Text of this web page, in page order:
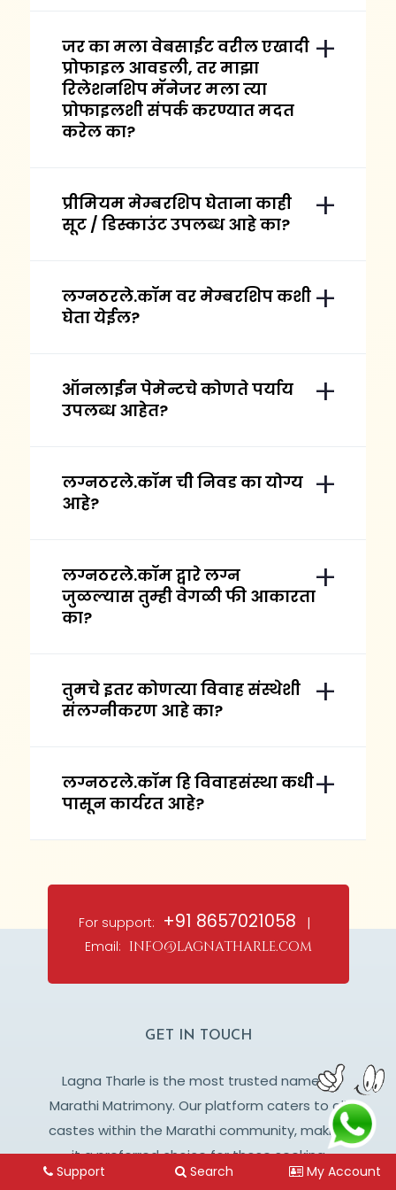
जर का मला वेबसाईट वरील एखादी
प्रोफाइल आवडली, तर माझा
रिलेशनशिप मॅनेजर मला त्या
प्रोफाइलशी संपर्क करण्यात मदत
करेल का?
प्रीमियम मेम्बरशिप घेताना काही
सूट / डिस्काउंट उपलब्ध आहे का?
लग्नठरले.कॉम वर मेम्बरशिप कशी
घेता येईल?
ऑनलाईन पेमेन्टचे कोणते पर्याय
उपलब्ध आहेत?
लग्नठरले.कॉम ची निवड का योग्य
आहे?
लग्नठरले.कॉम द्वारे लग्न
जुळल्यास तुम्ही वेगळी फी आकारता
का?
तुमचे इतर कोणत्या विवाह संस्थेशी
संलग्नीकरण आहे का?
लग्नठरले.कॉम हि विवाहसंस्था कधी
पासून कार्यरत आहे?
For support: +91 8657021058 |
Email: info@lagnatharle.com
GET IN TOUCH
Lagna Tharle is the most trusted name in
Marathi Matrimony. Our platform caters to all
castes within the Marathi community, making
it a preferred choice for those seeking
genuine and meaningful relationships
Support Search My Account